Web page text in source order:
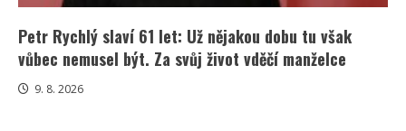
Petr Rychlý slaví 61 let: Už nějakou dobu tu však
vůbec nemusel být. Za svůj život vděčí manželce
9. 8. 2026